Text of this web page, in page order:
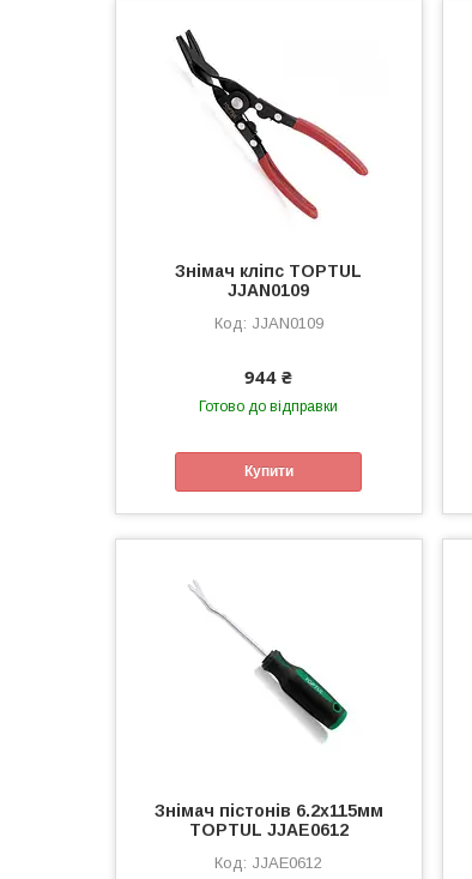
Знімач кліпс TOPTUL
JJAN0109
JJAN0109
944 ₴
Готово до відправки
Купити
Знімач пістонів 6.2х115мм
TOPTUL JJAE0612
JJAE0612